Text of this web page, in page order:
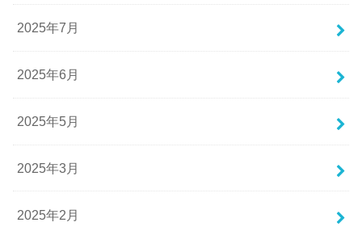
2025年7月
2025年6月
2025年5月
2025年3月
2025年2月